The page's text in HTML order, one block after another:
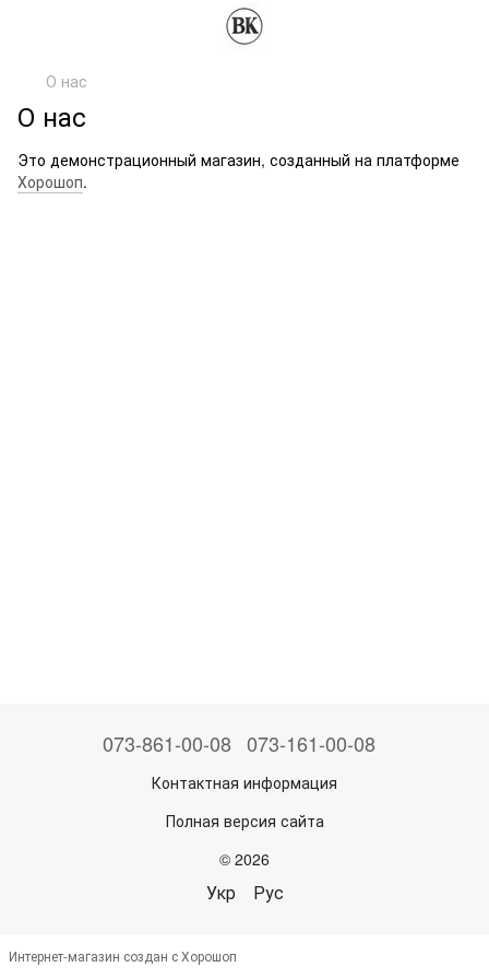
О нас
О нас
Это демонстрационный магазин, созданный на платформе
Хорошоп.
073-861-00-08 073-161-00-08
Контактная информация
Полная версия сайта
© 2026
Укр Рус
Интернет-магазин создан с Хорошоп